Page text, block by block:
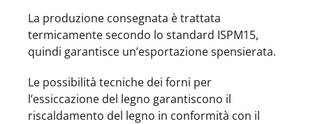
La produzione consegnata è trattata
termicamente secondo lo standard ISPM15,
quindi garantisce un’esportazione spensierata.
Le possibilità tecniche dei forni per
l’essiccazione del legno garantiscono il
riscaldamento del legno in conformità con il